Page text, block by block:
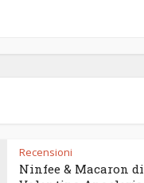
Recensioni
Ninfee & Macaron di